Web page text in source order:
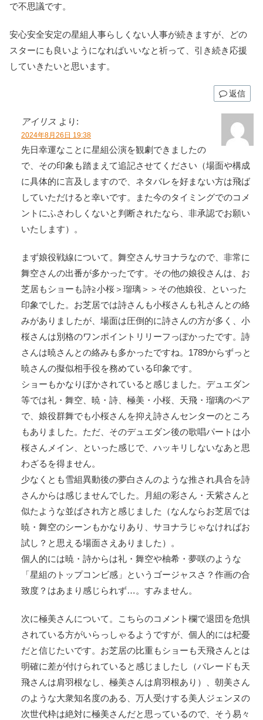
で不思議です。
安心安全安定の星組人事らしくない人事が続きますが、どの
スターにも良いようになればいいなと祈って、引き続き応援
していきたいと思います。
返信
アイリス より:
2024年8月26日 19:38
先日幸運なことに星組公演を観劇できましたの
で、その印象も踏まえて追記させてください（場面や構成
に具体的に言及しますので、ネタバレを好まない方は飛ば
していただけると幸いです。また今のタイミングでのコメ
ントにふさわしくないと判断されたなら、非承認でお願い
いたします）。
まず娘役戦線について。舞空さんサヨナラなので、非常に
舞空さんの出番が多かったです。その他の娘役さんは、お
芝居もショーも詩≧小桜＞瑠璃＞＞その他娘役、といった
印象でした。お芝居では詩さんも小桜さんも礼さんとの絡
みがありましたが、場面は圧倒的に詩さんの方が多く、小
桜さんは別格のワンポイントリリーフっぽかったです。詩
さんは暁さんとの絡みも多かったですね。1789からずっと
暁さんの擬似相手役を務めている印象です。
ショーもかなりぼかされていると感じました。デュエダン
等では礼・舞空、暁・詩、極美・小桜、天飛・瑠璃のペア
で、娘役群舞でも小桜さんを抑え詩さんセンターのところ
もありました。ただ、そのデュエダン後の歌唱パートは小
桜さんメイン、といった感じで、ハッキリしないなあと思
わざるを得ません。
少なくとも雪組異動後の夢白さんのような推され具合を詩
さんからは感じませんでした。月組の彩さん・天紫さんと
似たような並ばされ方と感じました（なんならお芝居では
暁・舞空のシーンもかなりあり、サヨナラじゃなければお
試し？と思える場面さえありました）。
個人的には暁・詩からは礼・舞空や柚希・夢咲のような
「星組のトップコンビ感」というゴージャスさ？作画の合
致度？はあまり感じられず…。すみません。
次に極美さんについて。こちらのコメント欄で退団を危惧
されている方がいらっしゃるようですが、個人的には杞憂
だと信じたいです。お芝居の比重もショーも天飛さんとは
明確に差が付けられていると感じましたし（パレードも天
飛さんは肩羽根なし、極美さんは肩羽根あり）、朝美さん
のような大衆知名度のある、万人受けする美人ジェンヌの
次世代枠は絶対に極美さんだと思っているので、そう易々